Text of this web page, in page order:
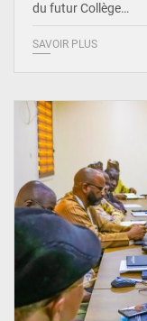
du futur Collège…
SAVOIR PLUS